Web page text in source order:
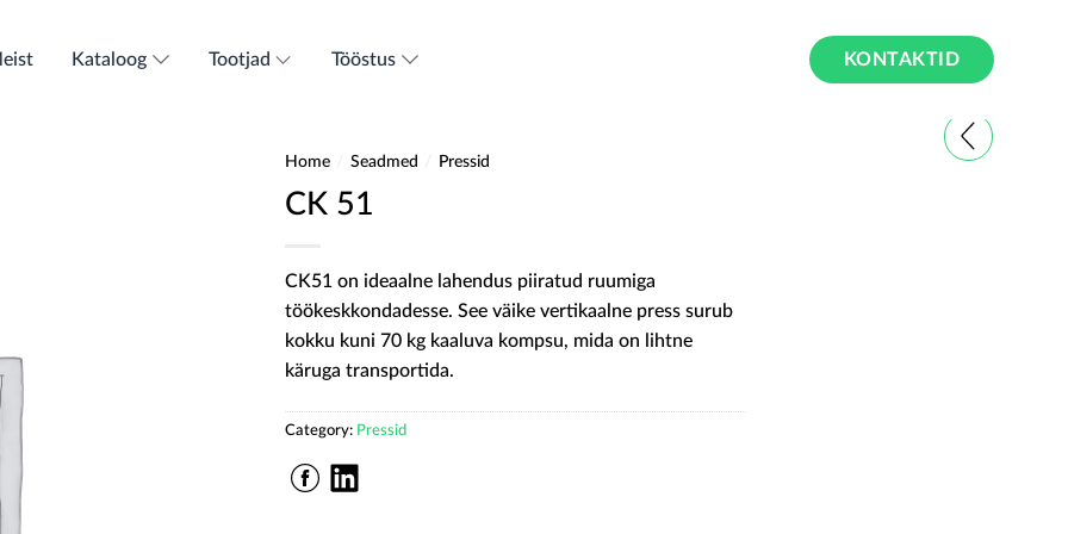
Kataloog Tootjad Tööstus KONTAKTID
Home Seadmed Pressid
CK 51
CK51 on ideaalne lahendus piiratud ruumiga
töökeskkondadesse. See väike vertikaalne press surub
kokku kuni 70 kg kaaluva kompsu, mida on lihtne
käruga transportida.
Category: Pressid